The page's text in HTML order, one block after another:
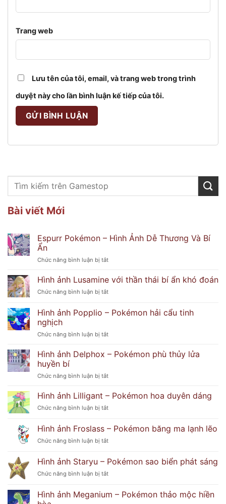
Trang web
Lưu tên của tôi, email, và trang web trong trình
duyệt này cho lần bình luận kế tiếp của tôi.
Bài viết Mới
Espurr Pokémon – Hình Ảnh Dễ Thương Và Bí
Ẩn
Chức năng bình luận bị tắtở
Pokémon
Hình
Dễ
Bí
Hình ảnh Lusamine với thần thái bí ẩn khó đoán
Chức năng bình luận bị tắtở
ảnh
Lusamine
thần
đoán
Hình ảnh Popplio – Pokémon hải cẩu tinh
nghịch
Chức năng bình luận bị tắtở
ảnh
Popplio
Pokémon
cẩu
nghịch
Hình ảnh Delphox – Pokémon phù thủy lửa
huyền bí
Chức năng bình luận bị tắtở
ảnh
Delphox
–
phù
lửa
bí
Hình ảnh Lilligant – Pokémon hoa duyên dáng
Chức năng bình luận bị tắtở
ảnh
Lilligant
–
hoa
dáng
Hình ảnh Froslass – Pokémon băng ma lạnh lẽo
Chức năng bình luận bị tắtở
ảnh
Froslass
–
băng
Hình ảnh Staryu – Pokémon sao biển phát sáng
Chức năng bình luận bị tắtở
Staryu
Hình ảnh Meganium – Pokémon thảo mộc hiền